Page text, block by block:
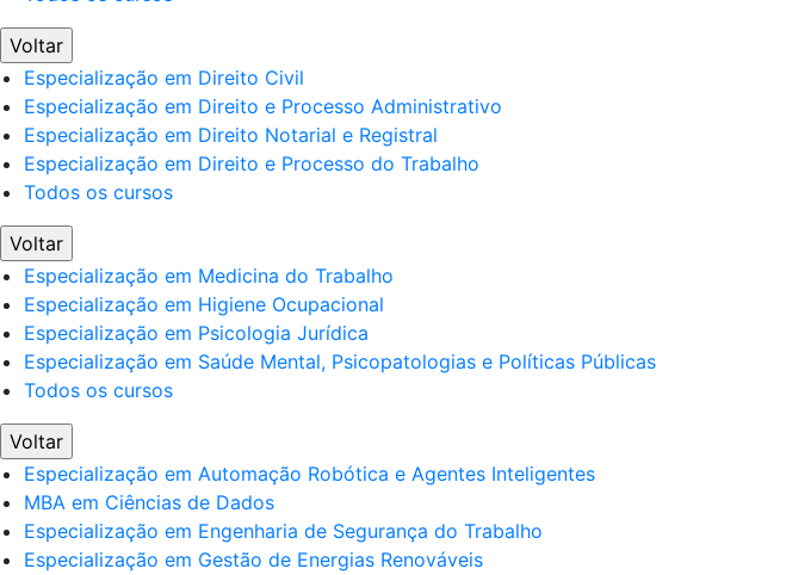
Voltar
Especialização em Direito Civil
Especialização em Direito e Processo Administrativo
Especialização em Direito Notarial e Registral
Especialização em Direito e Processo do Trabalho
Todos os cursos
Voltar
Especialização em Medicina do Trabalho
Especialização em Higiene Ocupacional
Especialização em Psicologia Jurídica
Especialização em Saúde Mental, Psicopatologias e Políticas Públicas
Todos os cursos
Voltar
Especialização em Automação Robótica e Agentes Inteligentes
MBA em Ciências de Dados
Especialização em Engenharia de Segurança do Trabalho
Especialização em Gestão de Energias Renováveis